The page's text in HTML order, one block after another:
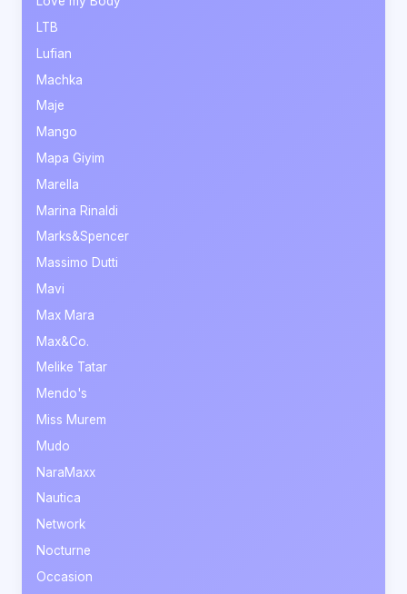
LTB
Lufian
Machka
Maje
Mango
Mapa Giyim
Marella
Marina Rinaldi
Marks&Spencer
Massimo Dutti
Mavi
Max Mara
Max&Co.
Melike Tatar
Mendo's
Miss Murem
Mudo
NaraMaxx
Nautica
Network
Nocturne
Occasion